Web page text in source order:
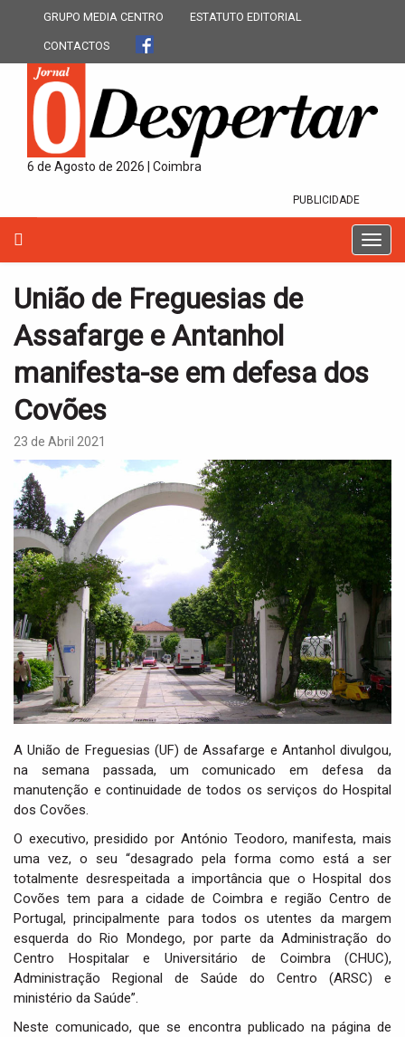
GRUPO MEDIA CENTRO ESTATUTO EDITORIAL
CONTACTOS
6 de Agosto de 2026 | Coimbra
PUBLICIDADE
T
o
t
i
o
n
União de Freguesias de
Assafarge e Antanhol
manifesta-se em defesa dos
Covões
23 de Abril 2021
A União de Freguesias (UF) de Assafarge e Antanhol divulgou,
na semana passada, um comunicado em defesa da
manutenção e continuidade de todos os serviços do Hospital
dos Covões.
O executivo, presidido por António Teodoro, manifesta, mais
uma vez, o seu “desagrado pela forma como está a ser
totalmente desrespeitada a importância que o Hospital dos
Covões tem para a cidade de Coimbra e região Centro de
Portugal, principalmente para todos os utentes da margem
esquerda do Rio Mondego, por parte da Administração do
Centro Hospitalar e Universitário de Coimbra (CHUC),
Administração Regional de Saúde do Centro (ARSC) e
ministério da Saúde”.
Neste comunicado, que se encontra publicado na página de